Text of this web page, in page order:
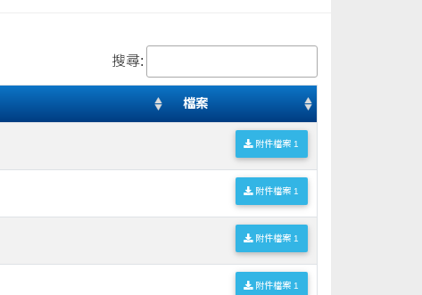
搜尋:
檔案
附件檔案 1
附件檔案 1
附件檔案 1
附件檔案 1